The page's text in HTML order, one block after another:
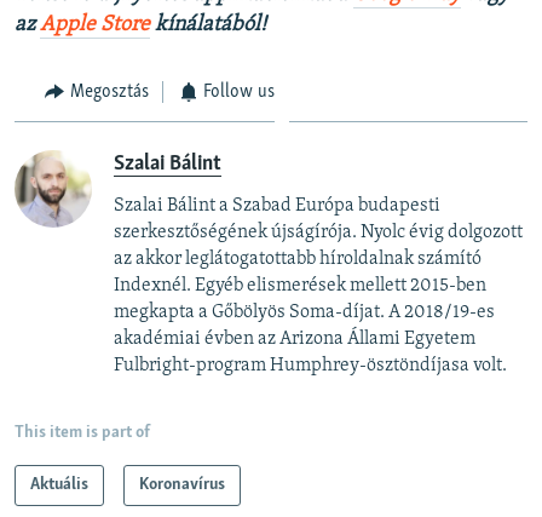
azApple Storekínálatából!
Megosztás Follow us
Szalai Bálint
Szalai Bálint a Szabad Európa budapesti
szerkesztőségének újságírója. Nyolc évig dolgozott
az akkor leglátogatottabb híroldalnak számító
Indexnél. Egyéb elismerések mellett 2015-ben
megkapta a Gőbölyös Soma-díjat. A 2018/19-es
akadémiai évben az Arizona Állami Egyetem
Fulbright-program Humphrey-ösztöndíjasa volt.
This item is part of
Aktuális Koronavírus